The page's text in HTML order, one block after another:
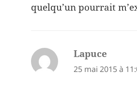
quelqu’un pourrait
Lapuce
25 mai 2015 à